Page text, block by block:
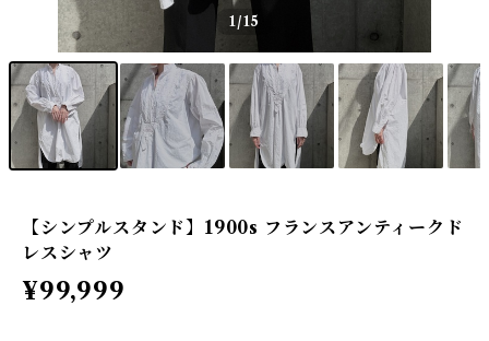
1/15
【シンプルスタンド】1900s フランスアンティークド
レスシャツ
¥99,999